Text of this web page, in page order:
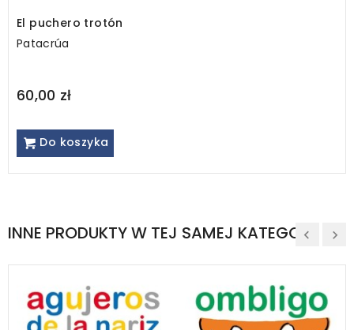
El puchero trotón
Patacrúa
60,00 zł
Do koszyka
INNE PRODUKTY W TEJ SAMEJ KATEGORII